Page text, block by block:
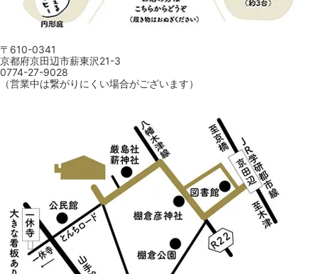
〒610-0341
京都府京田辺市薪東沢21-3
0774-27-9028
（営業中は繋がりにくい場合がございます）